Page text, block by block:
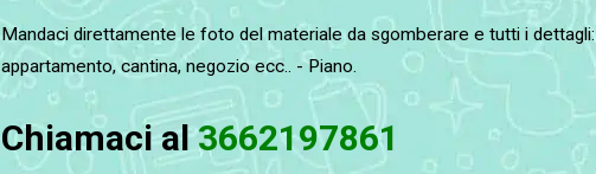
Mandaci direttamente le foto del materiale da sgomberare e tutti i
appartamento, cantina, negozio ecc.. - Piano.
Chiamaci al 3662197861